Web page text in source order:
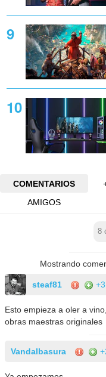
COMENTARIOS
AMIGOS
8
Mostrando
steaf81 +3
Esto empieza a oler a
obras maestras originales
Vandalbasura